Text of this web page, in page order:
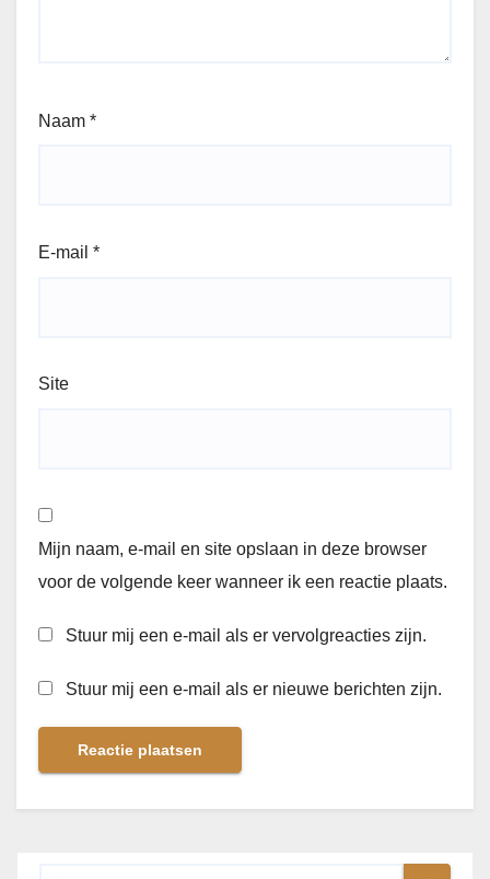
Naam *
E-mail *
Site
Mijn naam, e-mail en site opslaan in deze browser
voor de volgende keer wanneer ik een reactie plaats.
Stuur mij een e-mail als er vervolgreacties zijn.
Stuur mij een e-mail als er nieuwe berichten zijn.